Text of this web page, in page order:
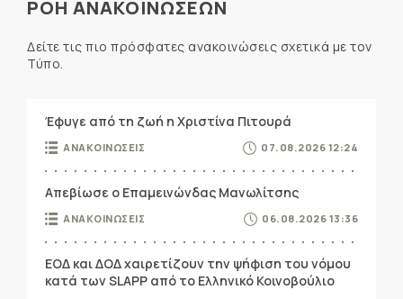
ΡΟΗ ΑΝΑΚΟΙΝΩΣΕΩΝ
Δείτε τις πιο πρόσφατες ανακοινώσεις σχετικά με τον
Τύπο.
Έφυγε από τη ζωή η Χριστίνα Πιτουρά
ΑΝΑΚΟΙΝΩΣΕΙΣ 07.08.2026 12:24
Απεβίωσε ο Επαμεινώνδας Μανωλίτσης
ΑΝΑΚΟΙΝΩΣΕΙΣ 06.08.2026 13:36
ΕΟΔ και ΔΟΔ χαιρετίζουν την ψήφιση του νόμου
κατά των SLAPP από το Ελληνικό Κοινοβούλιο